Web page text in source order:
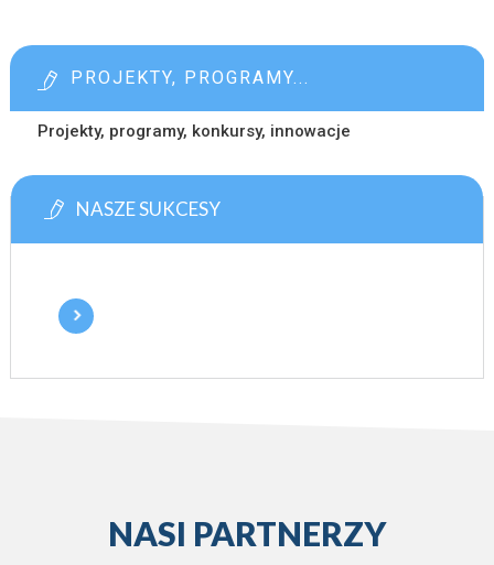
PROJEKTY, PROGRAMY...
Projekty, programy, konkursy, innowacje
NASZE SUKCESY
NASI PARTNERZY